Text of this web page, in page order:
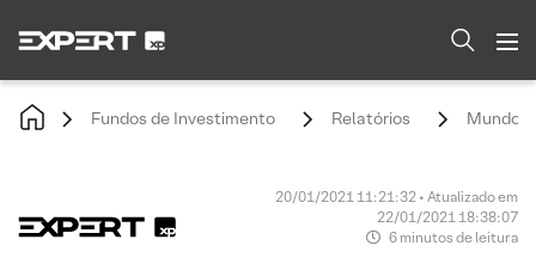
Fundos de Investimento Relatórios Mundos
20/01/2021 11:21:32 • Atualizado em
22/01/2021 18:38:07
6 minutos de leitura